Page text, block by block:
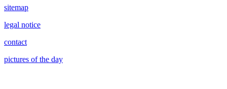
sitemap
legal notice
contact
pictures of the day